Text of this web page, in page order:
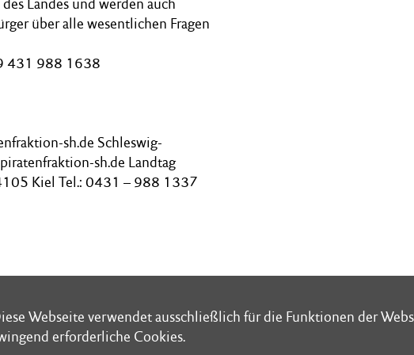
Webseite verwendet ausschließlich für die Funktionen der
erforderliche Cookies.
Webseite verwendet ausschließlich für die Funktionen der
erforderliche Cookies.
über alle wesentlichen Fragen
431 988 1638
sh.de Schleswig-
sh.de Landtag
Kiel Tel.: 0431 – 988 1337